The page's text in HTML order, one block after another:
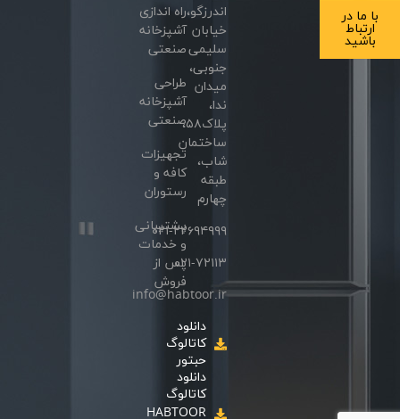
با ما در
ارتباط
باشید
اندرزگو،
خیابان
سلیمی
جنوبی،
میدان
ندا،
پلاک۵۸،
ساختمان
شاب،
طبقه
چهارم
۰۲۱-۲۲۶۹۴۹۹۹
۰۲۱-۷۲۱۱۳
info@habtoor.ir
دانلود
کاتالوگ
حبتور
دانلود
کاتالوگ
HABTOOR
راه اندازی
آشپزخانه
صنعتی
طراحی
آشپزخانه
صنعتی
تجهیزات
کافه و
رستوران
پشتیبانی
و خدمات
پس از
فروش